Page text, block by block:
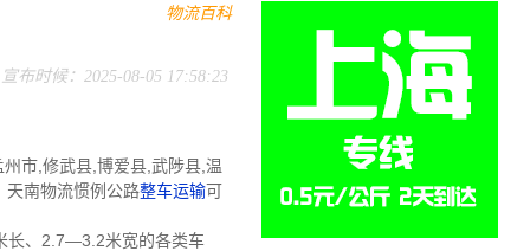
物流百科
宣布时候：2025-08-05 17:58:23
市,修武县,博爱县,武陟县,温
天南物流惯例公路整车运输可
长、2.7—3.2米宽的各类车